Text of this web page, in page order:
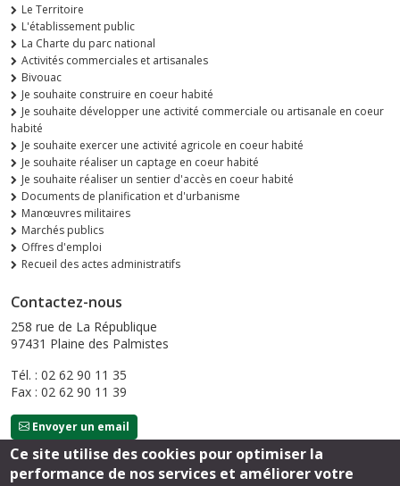
Le Territoire
L'établissement public
La Charte du parc national
Activités commerciales et artisanales
Bivouac
Je souhaite construire en coeur habité
Je souhaite développer une activité commerciale ou artisanale en coeur
habité
Je souhaite exercer une activité agricole en coeur habité
Je souhaite réaliser un captage en coeur habité
Je souhaite réaliser un sentier d'accès en coeur habité
Documents de planification et d'urbanisme
Manœuvres militaires
Marchés publics
Offres d'emploi
Recueil des actes administratifs
Contactez-nous
258 rue de La République
97431 Plaine des Palmistes
Tél. : 02 62 90 11 35
Fax : 02 62 90 11 39
Envoyer un email
Ce site utilise des cookies pour optimiser la
performance de nos services et améliorer votre